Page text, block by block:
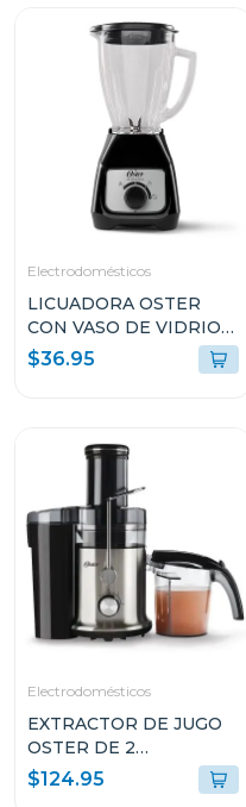
Electrodomésticos
LICUADORA OSTER
CON VASO DE VIDRIO
DE 1.5L Y CONTROL DE
PERILLA BLSTKAGBRD
$36.95
Electrodomésticos
EXTRACTOR DE JUGO
OSTER DE 2
VELOCIDADES
FPSTJE320S
$124.95